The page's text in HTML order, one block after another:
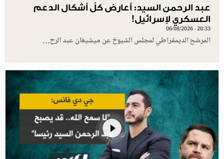
عبد الرحمن السيد: أعارض كلّ أشكال الدعم
العسكري لإسرائيل!
06/08/2026 - 20:33
المرشح الديمقراطي لمجلس الشيوخ عن ميشيغان عبد الرح…